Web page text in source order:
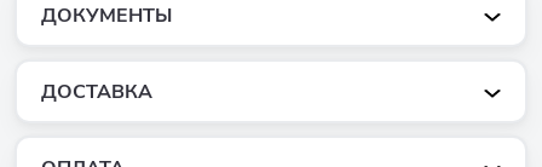
ДОКУМЕНТЫ
ДОСТАВКА